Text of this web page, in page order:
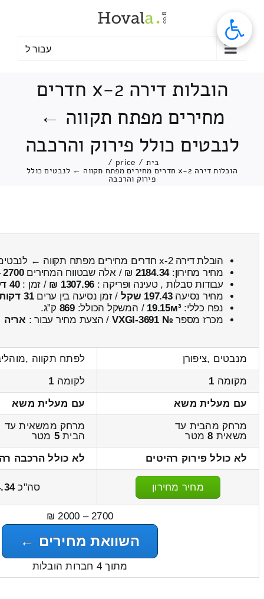
עבור ל
הובלות דירה 2-x חדרים
מחירים מפתח תקווה ←
לנבטים כולל פירוק והרכבה
בית /
price
/
הובלות דירה 2-x חדרים מחירים מפתח תקווה ← לנבטים כולל
פירוק והרכבה
הובלת דירה 2-x חדרים מחירים מפתח תקווה ← לנבטים
מחיר מחירון:2184.34 ₪ / אלה שבטווח המחירים2700
עבודות סבלות , טעינה ופריקה : 1307.96 ₪ / זמן :40 דקות 54 שניות
מחיר נסיעה197.43 שקל / זמן נסיעה בין ערים31 דקות
נפח כללי:19.15м³ / המשקל הכולל:869 ק”ג.
מכרז מספר № VXGI-3691 / הצעת מחיר עבור : אריה
מנבטים ,ציפורן
לפתח תקווה
מקומה 1 לקומה 1
עם מעלית משא
עם מעלית משא
מרחק מהבית עד
משאית 8מטר
מרחק ממשאית עד
הבית5 מטר
לא כולל פירוק רהיטים
לא כולל הרכבה
מחיר מחירון סה"כ
2700 – 2000 ₪
השוואת מחירים ←
מתוך 4 חברות הובלות